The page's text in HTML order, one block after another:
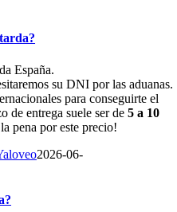
España.
su DNI por las aduanas.
para conseguirte el
de entrega suele ser de5 a 10
pena por este precio!
2026-06-